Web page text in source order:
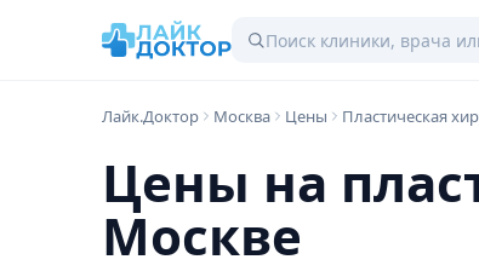
Лайк.Доктор Москва Цены Пластическая
Цены на
Москве